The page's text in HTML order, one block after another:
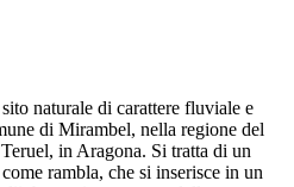
naturale di carattere fluviale e
di Mirambel, nella regione del
in Aragona. Si tratta di un
rambla, che si inserisce in un